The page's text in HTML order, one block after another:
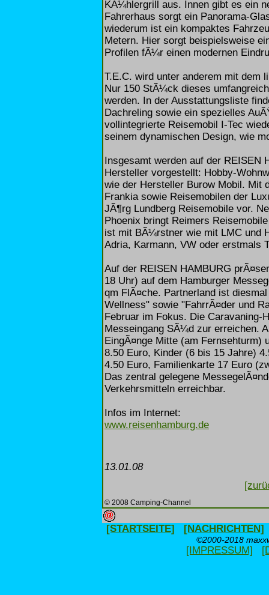
KÃ¼hlergrill aus. Innen gibt es ein
Fahrerhaus sorgt ein Panorama-
wiederum ist ein kompaktes
Metern. Hier sorgt beispielsweise
Profilen fÃ¼r einen modernen
T.E.C. wird unter anderem mit dem
Nur 150 StÃ¼ck dieses
werden. In der Ausstattungsliste
Dachreling sowie ein spezielles
vollintegrierte Reisemobil I-Tec
seinem dynamischen Design, wie
Insgesamt werden auf der REISEN
Hersteller vorgestellt: Hobby-
wie der Hersteller Burow Mobil. Mit
Frankia sowie Reisemobilen der
JÃ¶rg Lundberg Reisemobile vor.
Phoenix bringt Reimers
ist mit BÃ¼rstner wie mit LMC und
Adria, Karmann, VW oder erstmals
Auf der REISEN HAMBURG
18 Uhr) auf dem Hamburger
qm FlÃ¤che. Partnerland ist
Wellness" sowie "FahrrÃ¤der und
Februar im Fokus. Die
Messeingang SÃ¼d zur erreichen.
EingÃ¤nge Mitte (am Fernsehturm)
8.50 Euro, Kinder (6 bis 15 Jahre)
4.50 Euro, Familienkarte 17 Euro
Das zentral gelegene
Verkehrsmitteln erreichbar.
Infos im Internet:
www.reisenhamburg.de
13.01.08
© 2008 Camping-Channel
[STARTSEITE] [NACHRICHTEN]
©2000-2018
[IMPRESSUM]